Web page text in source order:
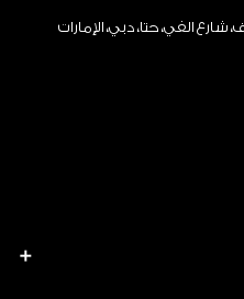
الفي، حتا، دبي، الإمارات